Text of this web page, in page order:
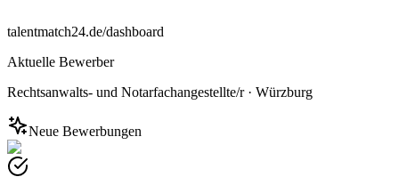
talentmatch24.de/dashboard
Aktuelle Bewerber
Rechtsanwalts- und Notarfachangestellte/r· Würzburg
Neue Bewerbungen